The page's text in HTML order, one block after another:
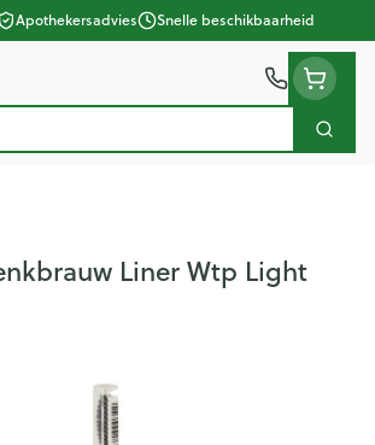
Apothekersadvies Snelle beschikbaarheid
Zoek
Liner Wtp Light